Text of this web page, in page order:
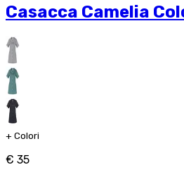
Casacca Camelia
+ Colori
€ 35